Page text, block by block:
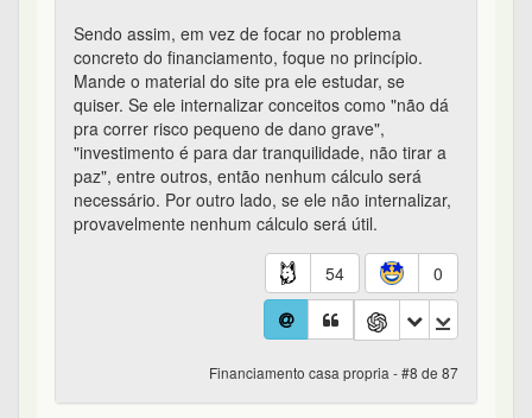
Sendo assim, em vez de focar no problema
concreto do financiamento, foque no princípio.
Mande o material do site pra ele estudar, se
quiser. Se ele internalizar conceitos como "não dá
pra correr risco pequeno de dano grave",
"investimento é para dar tranquilidade, não tirar a
paz", entre outros, então nenhum cálculo será
necessário. Por outro lado, se ele não internalizar,
provavelmente nenhum cálculo será útil.
54 0
Financiamento casa propria - #8 de 87